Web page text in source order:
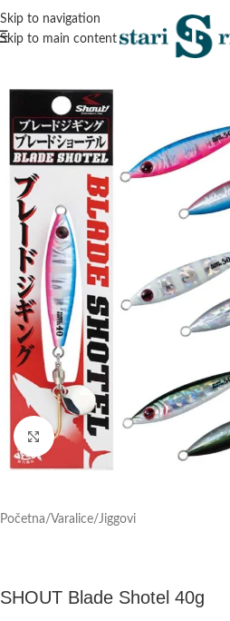
Skip to navigation
Skip to main content
Klik za povećanje
Početna/Varalice/Jiggovi
SHOUT Blade Shotel 40g